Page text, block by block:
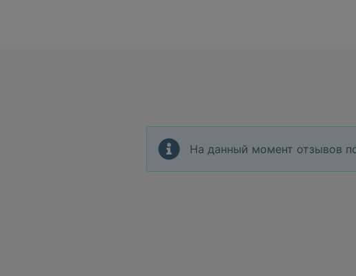
На данный момент отзывов